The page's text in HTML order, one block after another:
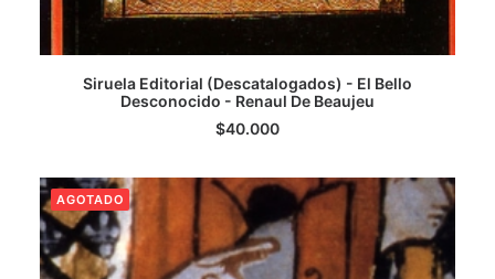
AGREGAR AL CARRITO
Siruela Editorial (Descatalogados) - El Bello
Desconocido - Renaul De Beaujeu
$40.000
AGOTADO